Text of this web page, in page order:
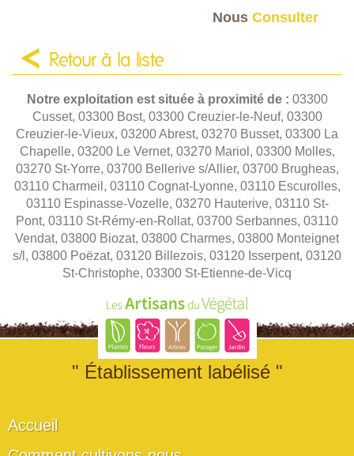
Nous Consulter
Retour à la liste
Notre exploitation est située à proximité de : 03300
Cusset, 03300 Bost, 03300 Creuzier-le-Neuf, 03300
Creuzier-le-Vieux, 03200 Abrest, 03270 Busset, 03300 La
Chapelle, 03200 Le Vernet, 03270 Mariol, 03300 Molles,
03270 St-Yorre, 03700 Bellerive s/Allier, 03700 Brugheas,
03110 Charmeil, 03110 Cognat-Lyonne, 03110 Escurolles,
03110 Espinasse-Vozelle, 03270 Hauterive, 03110 St-
Pont, 03110 St-Rémy-en-Rollat, 03700 Serbannes, 03110
Vendat, 03800 Biozat, 03800 Charmes, 03800 Monteignet
s/l, 03800 Poëzat, 03120 Billezois, 03120 Isserpent, 03120
St-Christophe, 03300 St-Etienne-de-Vicq
" Établissement labélisé "
Accueil